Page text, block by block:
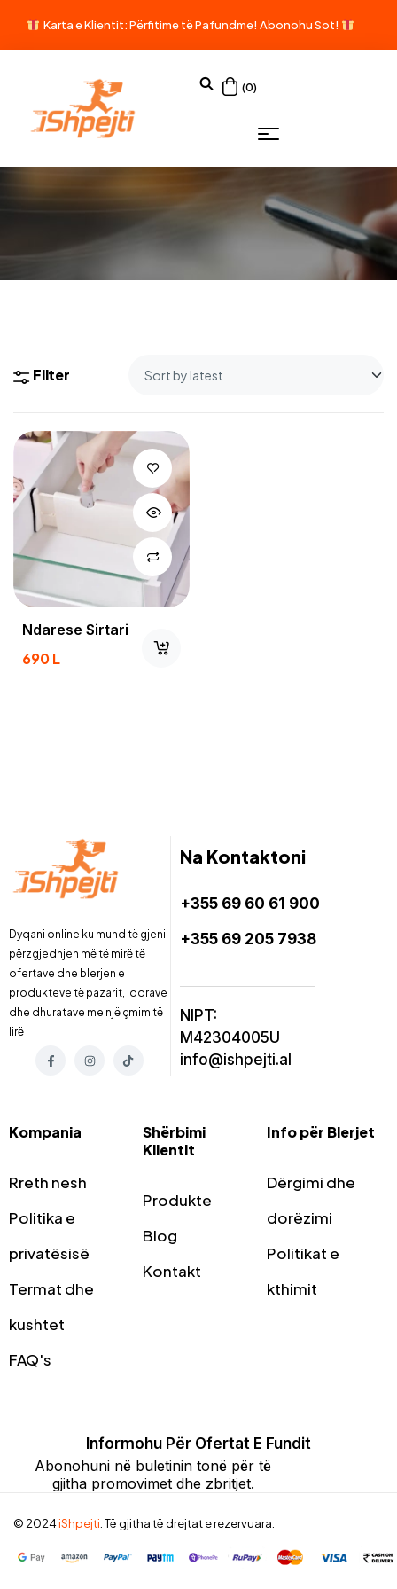
Karta e Klientit: Përfitime të Pafundme! Abonohu Sot!
(0)
Filter
Ndarese Sirtari
690L
Dyqani online ku mund të gjeni
përzgjedhjen më të mirë të
ofertave dhe blerjen e
produkteve të pazarit, lodrave
dhe dhuratave me një çmim të
lirë .
Na Kontaktoni
+355 69 60 61 900
+355 69 205 7938
NIPT:
M42304005U
info@ishpejti.al
Kompania
Rreth nesh
Politika e
privatësisë
Termat dhe
kushtet
FAQ's
Shërbimi
Klientit
Produkte
Blog
Kontakt
Info për Blerjet
Dërgimi dhe
dorëzimi
Politikat e
kthimit
Informohu Për Ofertat E Fundit
Abonohuni në buletinin tonë për të
gjitha promovimet dhe zbritjet.
© 2024iShpejti. Të gjitha të drejtat e rezervuara.